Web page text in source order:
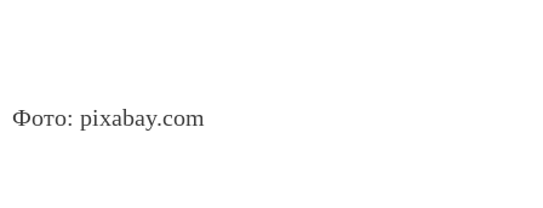
Фото: pixabay.com